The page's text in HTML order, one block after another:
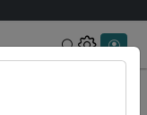
Rechercher